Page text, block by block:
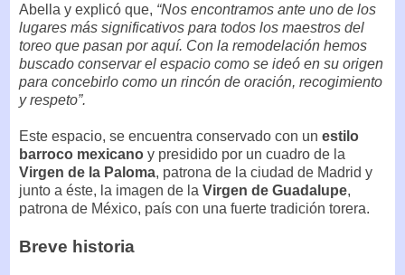
Abella y explicó que, “Nos encontramos ante uno de los
lugares más significativos para todos los maestros del
toreo que pasan por aquí. Con la remodelación hemos
buscado conservar el espacio como se ideó en su origen
para concebirlo como un rincón de oración, recogimiento
y respeto”.
Este espacio, se encuentra conservado con un estilo
barroco mexicano y presidido por un cuadro de la
Virgen de la Paloma, patrona de la ciudad de Madrid y
junto a éste, la imagen de la Virgen de Guadalupe,
patrona de México, país con una fuerte tradición torera.
Breve historia